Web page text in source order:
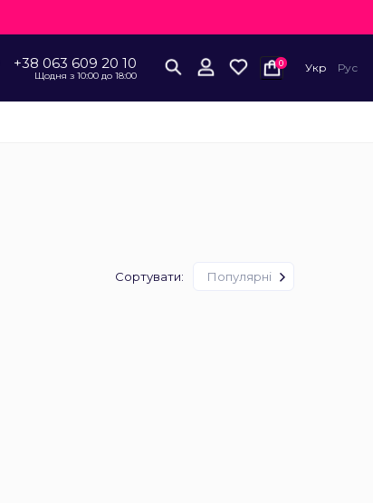
+38 063 609 20 10
Щодня з 10:00 до 18:00
0 Укр Рус
Сортувати: Популярні